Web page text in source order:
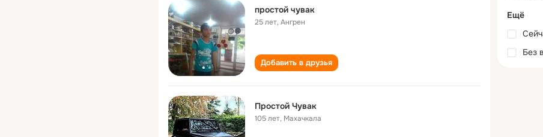
простой чувак
25 лет,Ангрен
Добавить в друзья
Простой Чувак
105 лет, Махачкала
Ещё
Без